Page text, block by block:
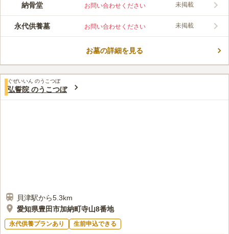
納骨堂 お問い合わせください 未掲載
永代供養墓 お問い合わせください 未掲載
お墓の詳細を見る
ぐぜいいん のうこつぼ
弘誓院 のうこつぼ
貝津駅から5.3km
愛知県豊田市加納町寺山8番地
永代供養プランあり 生前申込できる